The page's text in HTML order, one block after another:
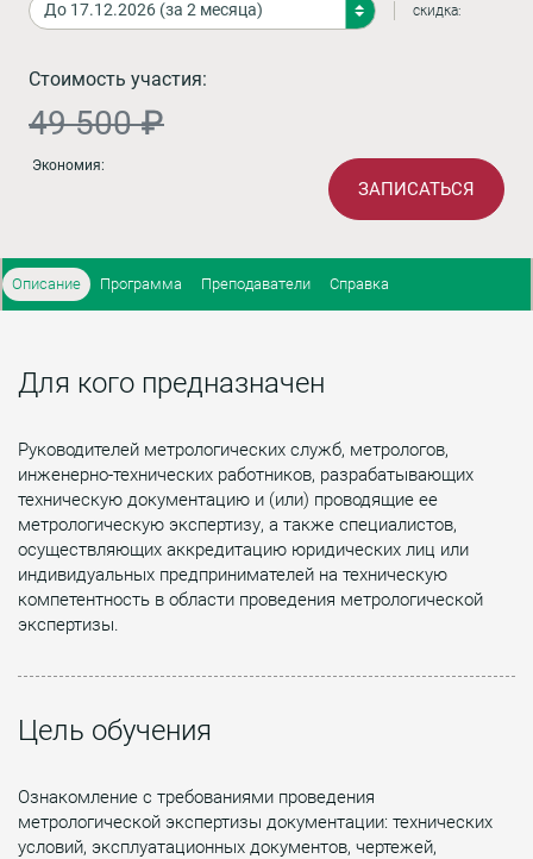
скидка:
Стоимость участия:
49 500 ₽
Экономия:
ЗАПИСАТЬСЯ
Описание Программа Преподаватели Справка
Для кого предназначен
Руководителей метрологических служб, метрологов,
инженерно-технических работников, разрабатывающих
техническую документацию и (или) проводящие ее
метрологическую экспертизу, а также специалистов,
осуществляющих аккредитацию юридических лиц или
индивидуальных предпринимателей на техническую
компетентность в области проведения метрологической
экспертизы.
Цель обучения
Ознакомление с требованиями проведения
метрологической экспертизы документации: технических
условий, эксплуатационных документов, чертежей,